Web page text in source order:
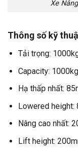
Xe
Thông số kỹ
Tải trọng:
Capacity:
Hạ thấp nhất:
Lowered height:
Nâng cao nhất:
Lift height: